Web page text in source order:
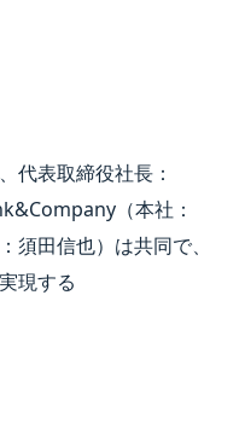
代表取締役社長：
（本社：
須田信也）は​共同で、​
現する​